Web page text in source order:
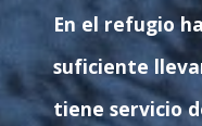
En el refugio
suficiente
tiene servicio